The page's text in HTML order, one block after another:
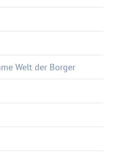
Welt der Borger